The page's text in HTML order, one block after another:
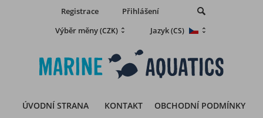
Registrace
Přihlášení
Výběr měny(CZK) Jazyk(CS)
ÚVODNÍ STRANA KONTAKT OBCHODNÍ PODMÍNKY